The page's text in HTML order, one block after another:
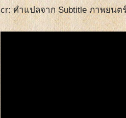
cr: คำแปลจาก Subtitle ภาพยนต